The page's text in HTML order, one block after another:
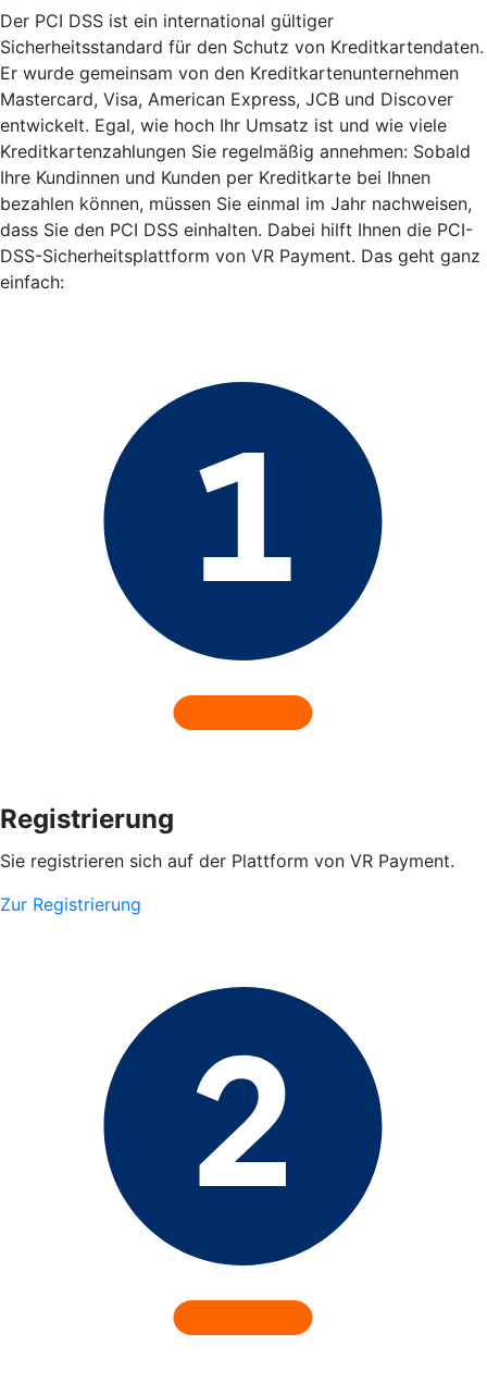
Der PCI DSS ist ein international gültiger
Sicherheitsstandard für den Schutz von Kreditkartendaten.
Er wurde gemeinsam von den Kreditkartenunternehmen
Mastercard, Visa, American Express, JCB und Discover
entwickelt. Egal, wie hoch Ihr Umsatz ist und wie viele
Kreditkartenzahlungen Sie regelmäßig annehmen: Sobald
Ihre Kundinnen und Kunden per Kreditkarte bei Ihnen
bezahlen können, müssen Sie einmal im Jahr nachweisen,
dass Sie den PCI DSS einhalten. Dabei hilft Ihnen die PCI-
DSS-Sicherheitsplattform von VR Payment. Das geht ganz
einfach:
Registrierung
Sie registrieren sich auf der Plattform von VR Payment.
Zur Registrierung